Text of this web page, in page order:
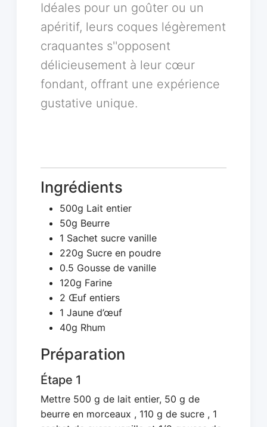
Idéales pour un goûter ou un
apéritif, leurs coques légèrement
craquantes s''opposent
délicieusement à leur cœur
fondant, offrant une expérience
gustative unique.
Ingrédients
500g Lait entier
50g Beurre
1 Sachet sucre vanille
220g Sucre en poudre
0.5 Gousse de vanille
120g Farine
2 Œuf entiers
1 Jaune d’œuf
40g Rhum
Préparation
Étape 1
Mettre 500 g de lait entier, 50 g de
beurre en morceaux , 110 g de sucre , 1